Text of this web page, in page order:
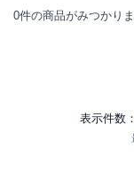
0件の商品がみつかり
表示件数：